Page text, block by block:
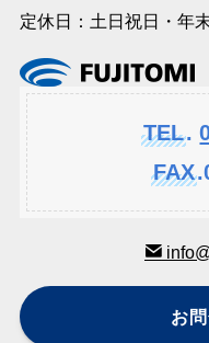
定休日：土日祝日・年
TEL.
FAX
お